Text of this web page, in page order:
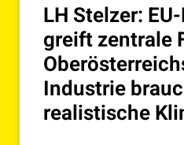
LH Stelzer:
greift zentrale
Industrie
realistische